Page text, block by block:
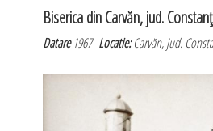
Biserica din Carvăn, jud.
Datare1967Locatie:Carvăn, jud.